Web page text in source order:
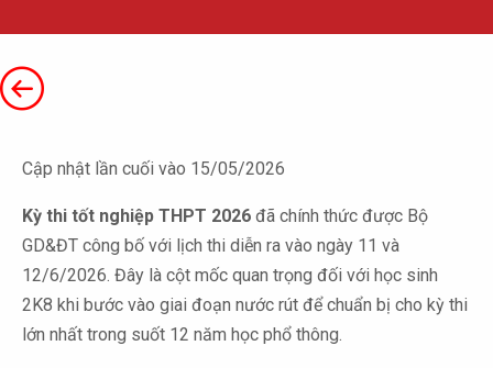
Cập nhật lần cuối vào 15/05/2026
Kỳ thi tốt nghiệp THPT 2026 đã chính thức được Bộ
GD&ĐT công bố với lịch thi diễn ra vào ngày 11 và
12/6/2026. Đây là cột mốc quan trọng đối với học sinh
2K8 khi bước vào giai đoạn nước rút để chuẩn bị cho kỳ thi
lớn nhất trong suốt 12 năm học phổ thông.